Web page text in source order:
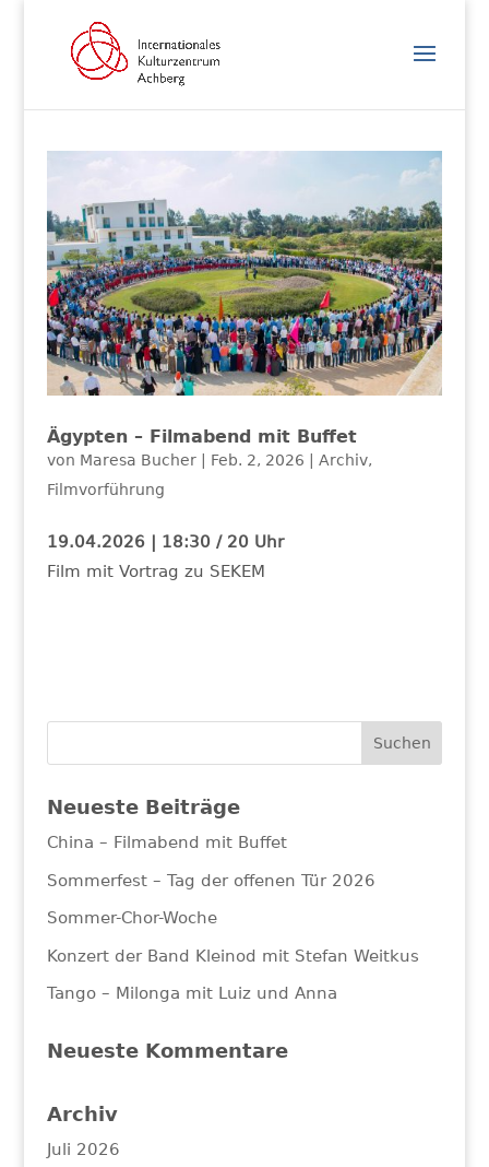
Ägypten – Filmabend mit Buffet
von Maresa Bucher| Feb. 2, 2026 Archiv,
Filmvorführung
19.04.2026 | 18:30 / 20 Uhr
Film mit Vortrag zu SEKEM
Neueste Beiträge
China – Filmabend mit Buffet
Sommerfest – Tag der offenen Tür 2026
Sommer-Chor-Woche
Konzert der Band Kleinod mit Stefan Weitkus
Tango – Milonga mit Luiz und Anna
Neueste Kommentare
Archiv
Juli 2026